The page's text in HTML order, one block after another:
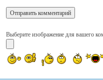
Выберите изображение для вашего